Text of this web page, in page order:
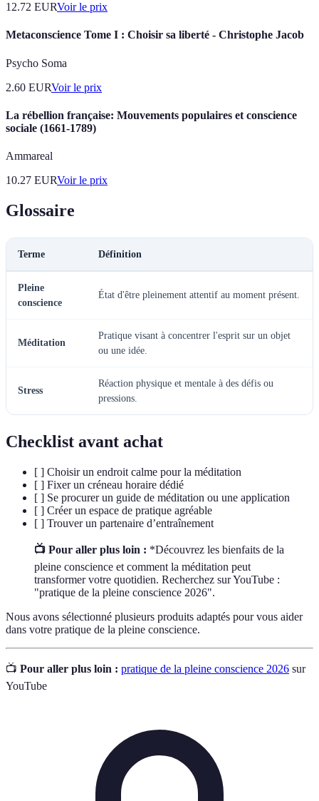
12.72 EURVoir le prix
Metaconscience Tome I : Choisir sa liberté - Christophe Jacob
Psycho Soma
2.60 EURVoir le prix
La rébellion française: Mouvements populaires et conscience
sociale (1661-1789)
Ammareal
10.27 EURVoir le prix
Glossaire
Terme Définition
Pleine
conscience
État d'être pleinement attentif au moment présent.
Méditation
Pratique visant à concentrer l'esprit sur un objet
ou une idée.
Stress
Réaction physique et mentale à des défis ou
pressions.
Checklist avant achat
[ ] Choisir un endroit calme pour la méditation
[ ] Fixer un créneau horaire dédié
[ ] Se procurer un guide de méditation ou une application
[ ] Créer un espace de pratique agréable
[ ] Trouver un partenaire d’entraînement
📺 Pour aller plus loin : *Découvrez les bienfaits de la
pleine conscience et comment la méditation peut
transformer votre quotidien. Recherchez sur YouTube :
"pratique de la pleine conscience 2026".
Nous avons sélectionné plusieurs produits adaptés pour vous aider
dans votre pratique de la pleine conscience.
📺 Pour aller plus loin : pratique de la pleine conscience 2026 sur
YouTube